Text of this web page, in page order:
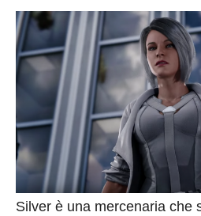
Silver è una mercenaria che